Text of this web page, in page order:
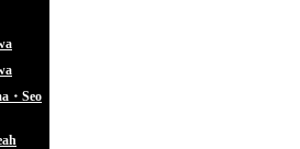
・Seo